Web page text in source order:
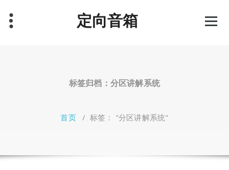
定向音箱
标签归档：分区讲解系统
首页/标签： "分区讲解系统"